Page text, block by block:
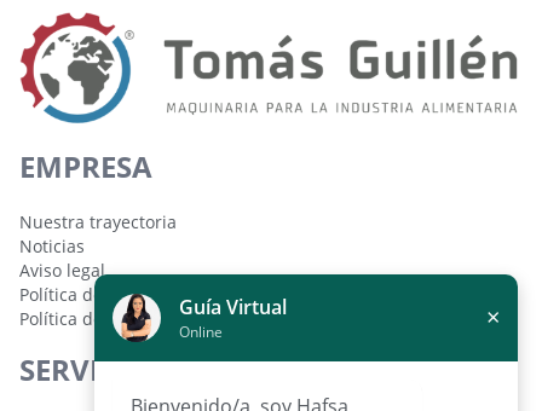
EMPRESA
Nuestra trayectoria
Noticias
Aviso legal
Política de cookies
Política de privacidad
SERVICIOS
Guía Virtual
Online ×